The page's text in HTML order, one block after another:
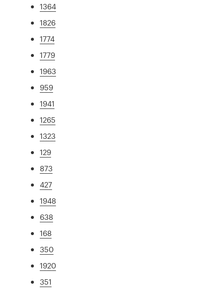
1364
1826
1774
1779
1963
959
1941
1265
1323
129
873
427
1948
638
168
350
1920
351